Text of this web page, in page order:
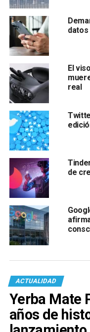
datos
El
real
de
ACTUALIDAD
Yerba Mate
años de